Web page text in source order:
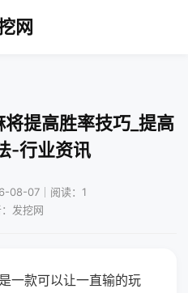
网
提高胜率技巧_提高
-行业资讯
08-07｜阅读：1
发挖网
一款可以让一直输的玩